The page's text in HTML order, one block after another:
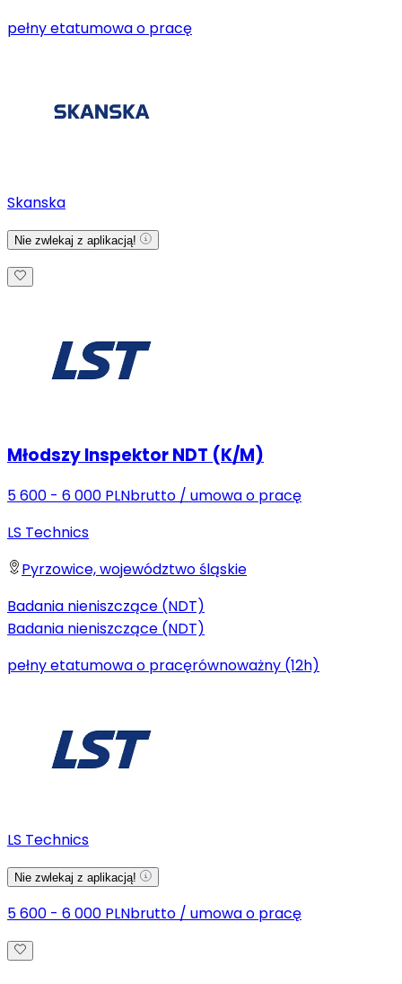
pełny etatumowa o pracę
Skanska
Nie zwlekaj z aplikacją!
Młodszy Inspektor NDT (K/M)
5 600 - 6 000 PLNbrutto / umowa o pracę
LS Technics
Pyrzowice, województwo śląskie
Badania nieniszczące (NDT)
Badania nieniszczące (NDT)
pełny etatumowa o pracęrównoważny (12h)
LS Technics
Nie zwlekaj z aplikacją!
5 600 - 6 000 PLNbrutto / umowa o pracę